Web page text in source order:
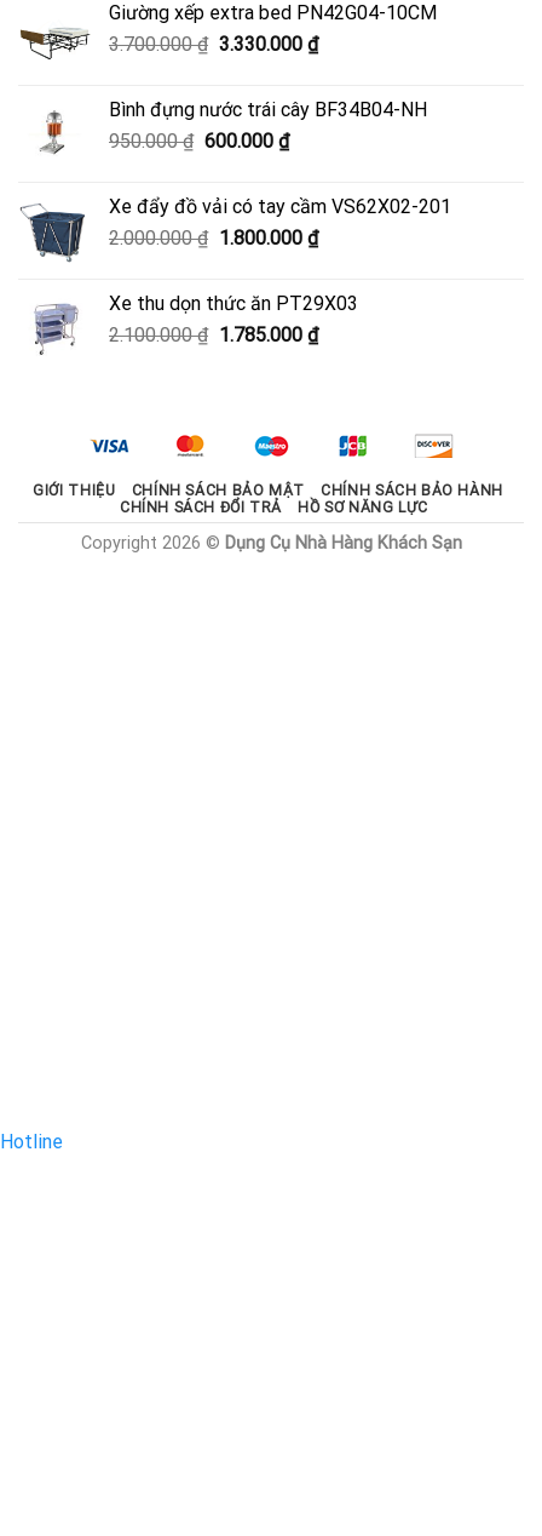
4.500.000 ₫.là:
4.050.000 ₫.
Giường xếp extra bed PN42G04-10CM
3.700.000₫ Giá
3.700.000 ₫.
3.330.000 ₫Giá
là:
Bình đựng nước trái cây BF34B04-NH
950.000₫ Giá
950.000 ₫.
600.000 ₫Giá
là:
600.000 ₫.
Xe đẩy đồ vải có tay cầm VS62X02-201
2.000.000₫ Giá
2.000.000 ₫.
1.800.000 ₫Giá
là:
1.800.000 ₫.
Xe thu dọn thức ăn PT29X03
2.100.000₫ Giá
1.785.000 ₫Giá
1.785.000 ₫.
GIỚI THIỆU CHÍNH SÁCH BẢO MẬT
CHÍNH SÁCH BẢO HÀNH
CHÍNH SÁCH ĐỔI TRẢ
HỒ SƠ NĂNG LỰC
Copyright 2026 © Dụng Cụ Nhà Hàng Khách Sạn
Hotline